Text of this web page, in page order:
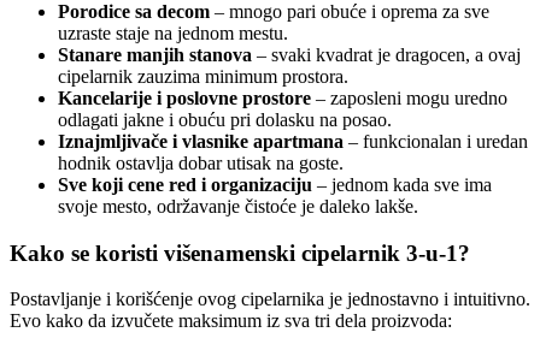
Porodice sa decom – mnogo pari obuće i oprema za sve
uzraste staje na jednom mestu.
Stanare manjih stanova – svaki kvadrat je dragocen, a ovaj
cipelarnik zauzima minimum prostora.
Kancelarije i poslovne prostore – zaposleni mogu uredno
odlagati jakne i obuću pri dolasku na posao.
Iznajmljivače i vlasnike apartmana – funkcionalan i uredan
hodnik ostavlja dobar utisak na goste.
Sve koji cene red i organizaciju – jednom kada sve ima
svoje mesto, održavanje čistoće je daleko lakše.
Kako se koristi višenamenski cipelarnik 3-u-1?
Postavljanje i korišćenje ovog cipelarnika je jednostavno i intuitivno.
Evo kako da izvučete maksimum iz sva tri dela proizvoda: